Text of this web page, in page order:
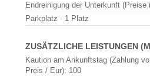
Endreinigung der Unterkunft (Preise
Parkplatz - 1 Platz
ZUSÄTZLICHE LEISTUNGEN
Kaution am Ankunftstag (Zahlung
Preis / Eur): 100